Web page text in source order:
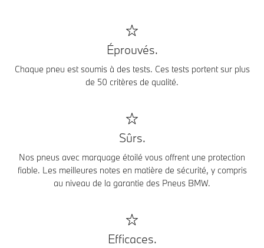
Éprouvés.
Chaque pneu est soumis à des tests. Ces tests portent sur plus
de 50 critères de qualité.
Sûrs.
Nos pneus avec marquage étoilé vous offrent une protection
fiable. Les meilleures notes en matière de sécurité, y compris
au niveau de la garantie des Pneus BMW.
Efficaces.